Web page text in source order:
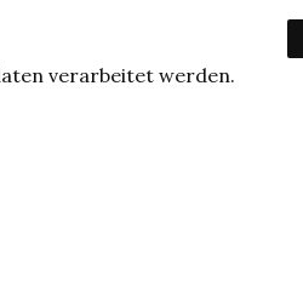
verarbeitet werden.